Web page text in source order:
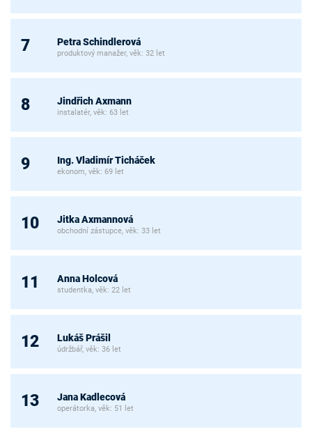
7 Petra Schindlerová
produktový manažer, věk: 32 let
8 Jindřich Axmann
instalatér, věk: 63 let
9 Ing. Vladimír Ticháček
ekonom, věk: 69 let
10 Jitka Axmannová
obchodní zástupce, věk: 33 let
11 Anna Holcová
studentka, věk: 22 let
12 Lukáš Prášil
údržbář, věk: 36 let
13 Jana Kadlecová
operátorka, věk: 51 let